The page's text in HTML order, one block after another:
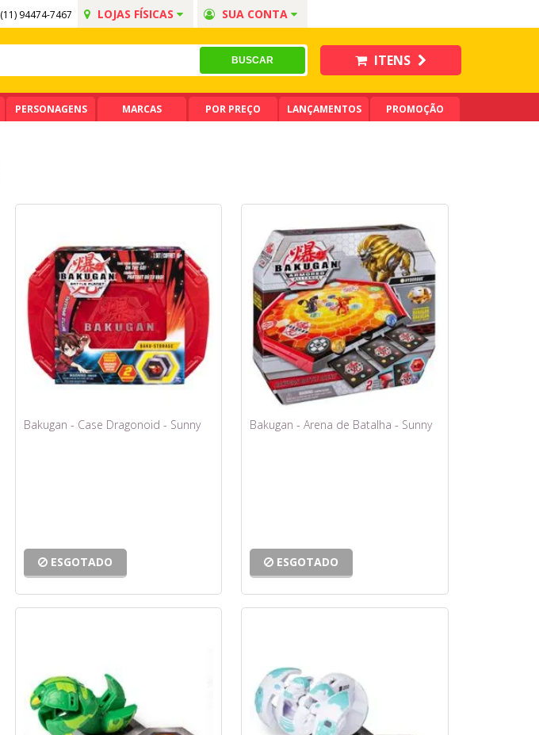
(11) 94474-7467 LOJAS FÍSICAS SUA CONTA
ITENS
PERSONAGENS MARCAS POR PREÇO LANÇAMENTOS PROMOÇÃO
Bakugan - Case Dragonoid - Sunny
ESGOTADO
Bakugan - Arena de Batalha - Sunny
ESGOTADO